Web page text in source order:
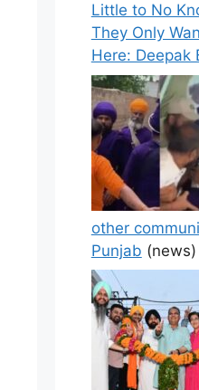
Little to No
They Only
Here: Deepak
other
Punjab (news)